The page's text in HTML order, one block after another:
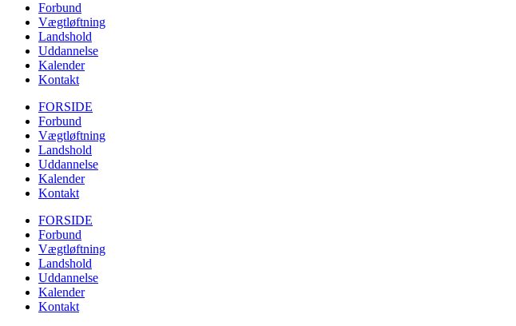
Forbund
Vægtløftning
Landshold
Uddannelse
Kalender
Kontakt
FORSIDE
Forbund
Vægtløftning
Landshold
Uddannelse
Kalender
Kontakt
FORSIDE
Forbund
Vægtløftning
Landshold
Uddannelse
Kalender
Kontakt